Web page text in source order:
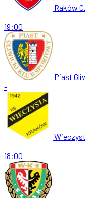
Raków
-
19:00
Piast
-
-
18:00